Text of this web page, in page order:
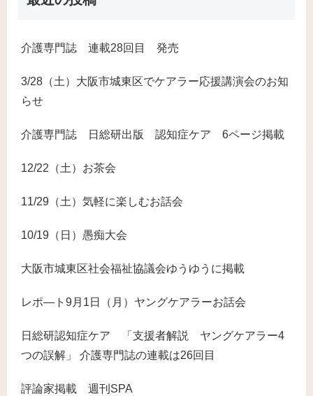
介護専門誌 連載28回目 発売
3/28（土）大阪市城東区でケアラー応援講演会のお知
らせ
介護専門誌 日総研出版 認知症ケア 6ページ掲載
12/22（土）お茶会
11/29（土）気軽に楽しむお話会
10/19（日）愚痴大会
大阪市城東区社会福祉協議会ゆうゆうに掲載
レポ―ト9月1日（月）ヤングケアラーお話会
日総研認知症ケア 「支援者解説 ヤングケアラー4
つの誤解」 介護専門誌の連載は26回目
評論家掲載 週刊SPA